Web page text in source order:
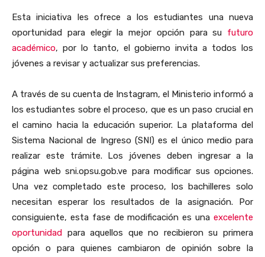
Esta iniciativa les ofrece a los estudiantes una nueva
oportunidad para elegir la mejor opción para su futuro
académico, por lo tanto, el gobierno invita a todos los
jóvenes a revisar y actualizar sus preferencias.
A través de su cuenta de Instagram, el Ministerio informó a
los estudiantes sobre el proceso, que es un paso crucial en
el camino hacia la educación superior. La plataforma del
Sistema Nacional de Ingreso (SNI) es el único medio para
realizar este trámite. Los jóvenes deben ingresar a la
página web sni.opsu.gob.ve para modificar sus opciones.
Una vez completado este proceso, los bachilleres solo
necesitan esperar los resultados de la asignación. Por
consiguiente, esta fase de modificación es una excelente
oportunidad para aquellos que no recibieron su primera
opción o para quienes cambiaron de opinión sobre la